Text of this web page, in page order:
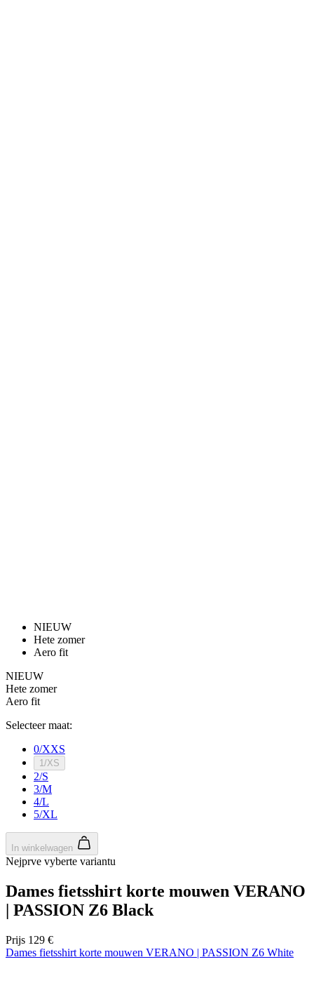
NIEUW
Hete zomer
Aero fit
NIEUW
Hete zomer
Aero fit
Selecteer maat:
0/XXS
1/XS
2/S
3/M
4/L
5/XL
In winkelwagen
Nejprve vyberte variantu
Dames fietsshirt korte mouwen VERANO
| PASSION Z6 Black
Prijs 129 €
Dames fietsshirt korte mouwen VERANO | PASSION Z6 White